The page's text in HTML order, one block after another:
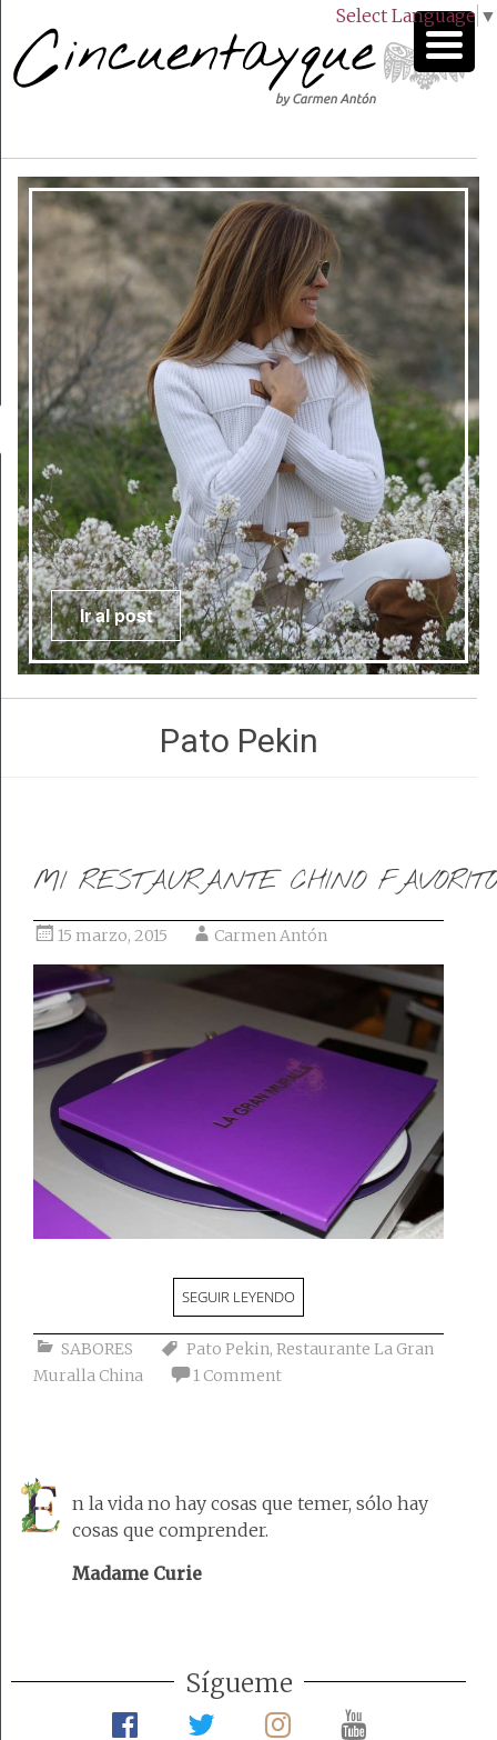
Select Language ▼
Ir al post
Pato Pekin
MI RESTAURANTE CHINO FAVORITO
15 marzo, 2015 Carmen Antón
SEGUIR LEYENDO
SABORES Pato Pekin, Restaurante La Gran
Muralla China
1 Comment
n la vida no hay cosas que temer, sólo hay
cosas que comprender.
Madame Curie
Sígueme